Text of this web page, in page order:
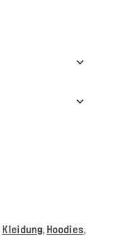
Kleidung, Hoodies,